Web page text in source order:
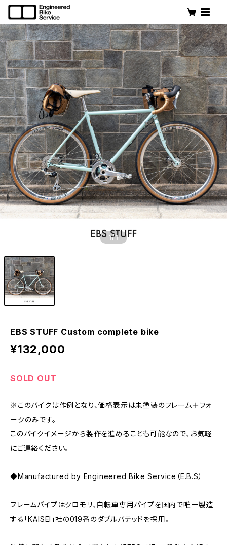
1/1
EBS STUFF Custom complete bike
¥132,000
SOLD OUT
※このバイクは作例となり、価格表示は未塗装のフレーム＋フォ
ークのみです。
このバイクイメージから製作を進めることも可能なので、お気軽
にご連絡ください。
◆Manufactured by Engineered Bike Service（E.B.S）
フレームパイプはクロモリ、自転車専用パイプを国内で唯一製造
する「KAISEI」社の019番のダブルバテッドを採用。